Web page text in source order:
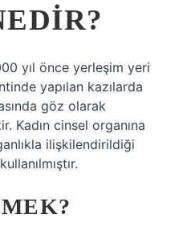
yıl önce yerleşim yeri
yapılan kazılarda
göz olarak
Kadın cinsel organına
ilişkilendirildiği